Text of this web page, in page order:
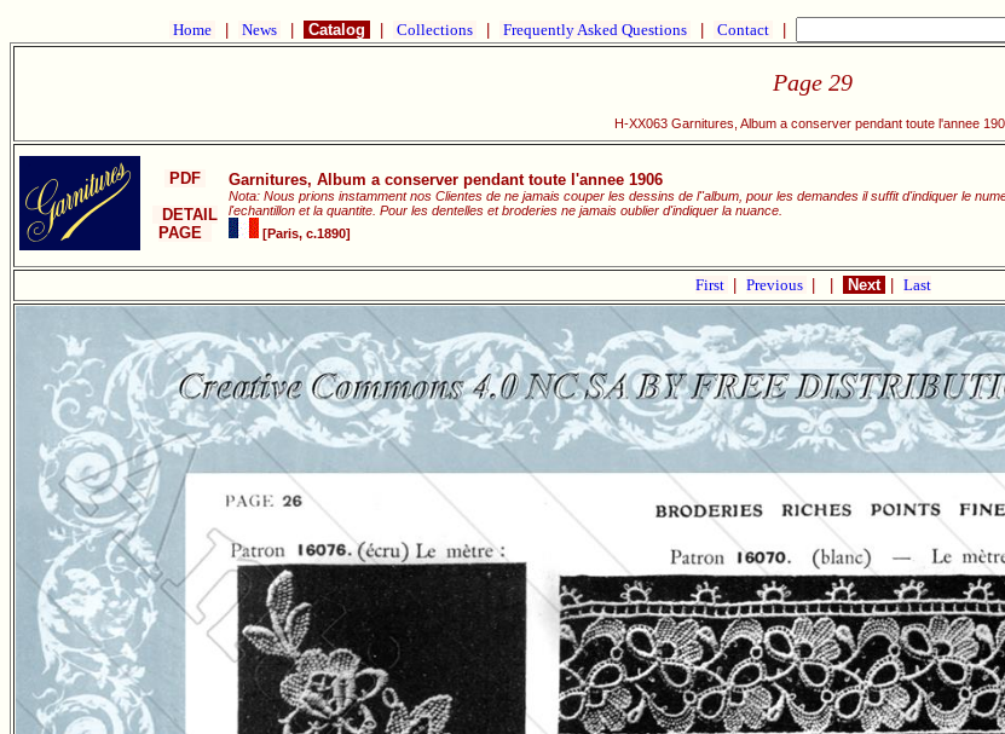
Home News Catalog Collections Frequently Asked Questions Contact
Page 29
H-XX063 Garnitures, Album a conserver pendant toute l'annee
PDF
DETAIL
PAGE
Garnitures, Album a conserver pendant toute l'annee 1906
Nota: Nous prions instamment nos Clientes de ne jamais couper les dessins de l"album, pour les demandes il suffit d'indiquer le
l'echantillon et la quantite. Pour les dentelles et broderies ne jamais oublier d'indiquer la nuance.
[Paris, c.1890]
First Previous Next Last